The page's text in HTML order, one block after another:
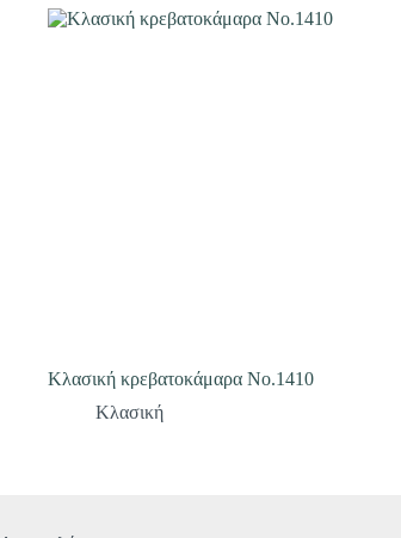
Κλασική κρεβατοκάμαρα Νο.1410
Κλασική